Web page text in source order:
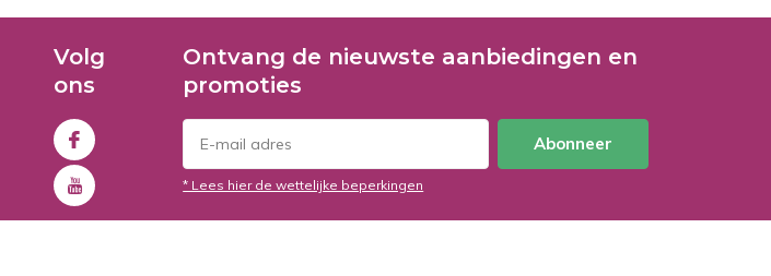
Volg
ons
Ontvang de nieuwste aanbiedingen en
promoties
Abonneer
* Lees hier de wettelijke beperkingen